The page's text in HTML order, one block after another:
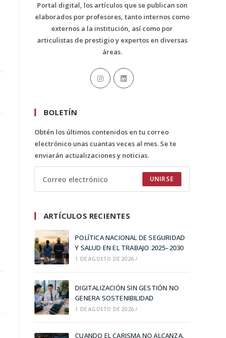
Portal digital, los artículos que se publican son
elaborados por profesores, tanto internos como
externos a la institución, así como por
articulistas de prestigio y expertos en diversas
áreas.
BOLETÍN
Obtén los últimos contenidos en tu correo
electrónico unas cuantas veces al mes. Se te
enviarán actualizaciones y noticias.
UNIRSE
ARTÍCULOS RECIENTES
POLÍTICA NACIONAL DE SEGURIDAD
Y SALUD EN EL TRABAJO 2025–2030
1 DE AGOSTO DE 2026 /
DIGITALIZACIÓN SIN GESTIÓN NO
GENERA SOSTENIBILIDAD
1 DE AGOSTO DE 2026 /
CUANDO EL CARISMA NO ALCANZA.